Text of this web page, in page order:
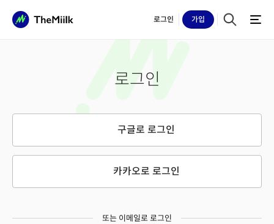
로그인 가입
로그인
구글로 로그인
카카오로 로그인
또는 이메일로 로그인